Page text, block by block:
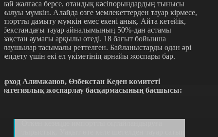
жалғаса берсе, отандық кәсіпорындардың тынысы
мүмкін. Алайда өзге мемлекеттерден тауар кірмесе,
дамыту мүмкін емес екені анық. Айта кетейік,
тауар айналымының 50%-дан астамы
аумағы арқылы өтеді. 18 бағыт бойынша
тасымалы реттелген. Байланыстарды одан әрі
үшін екі ел үкіметінің арнайы жоспары бар.
Алимжанов, Өзбекстан Кеден комитеті
жоспарлау басқармасының басшысы: